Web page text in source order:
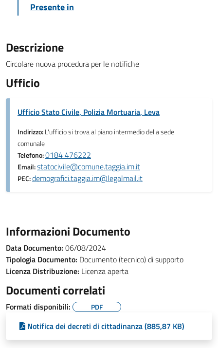
Presente in
Descrizione
Circolare nuova procedura per le notifiche
Ufficio
Ufficio Stato Civile, Polizia Mortuaria, Leva
Indirizzo:L'ufficio si trova al piano intermedio della sede
comunale
Telefono:0184 476222
Email:statocivile@comune.taggia.im.it
PEC:demografici.taggia.im@legalmail.it
Informazioni Documento
Data Documento: 06/08/2024
Tipologia Documento: Documento (tecnico) di supporto
Licenza Distribuzione: Licenza aperta
Documenti correlati
Formati disponibili: PDF
Notifica dei decreti di cittadinanza (885,87 KB)